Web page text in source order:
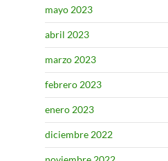
mayo 2023
abril 2023
marzo 2023
febrero 2023
enero 2023
diciembre 2022